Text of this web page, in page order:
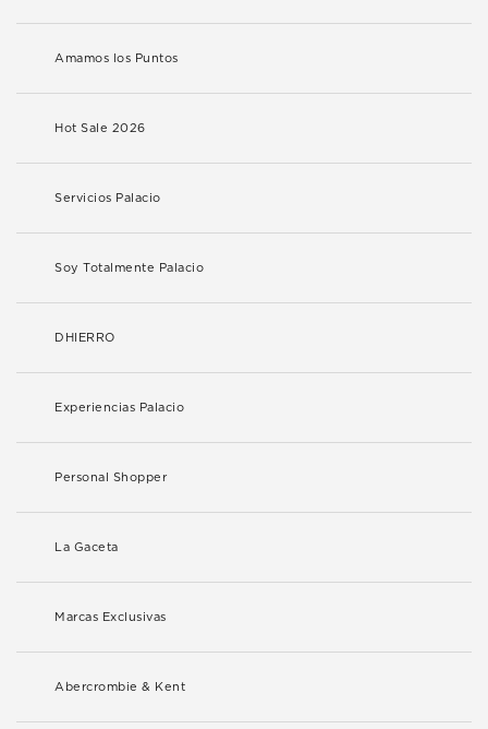
Amamos los Puntos
Hot Sale 2026
Servicios Palacio
Soy Totalmente Palacio
DHIERRO
Experiencias Palacio
Personal Shopper
La Gaceta
Marcas Exclusivas
Abercrombie & Kent